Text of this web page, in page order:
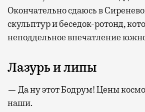
Окончательно сдаюсь в
скульптур и беседок-ротонд,
неподдельное впечатление
Лазурь и липы
— Да ну этот Бодрум! Цены
наши.